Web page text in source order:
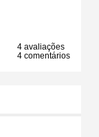
4 avaliações
4 comentários